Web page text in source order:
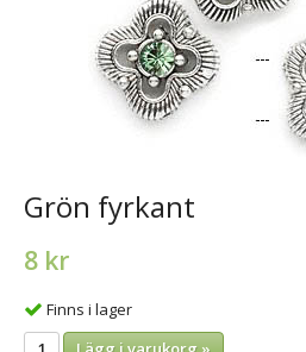
Grön fyrkant
8 kr
Finns i lager